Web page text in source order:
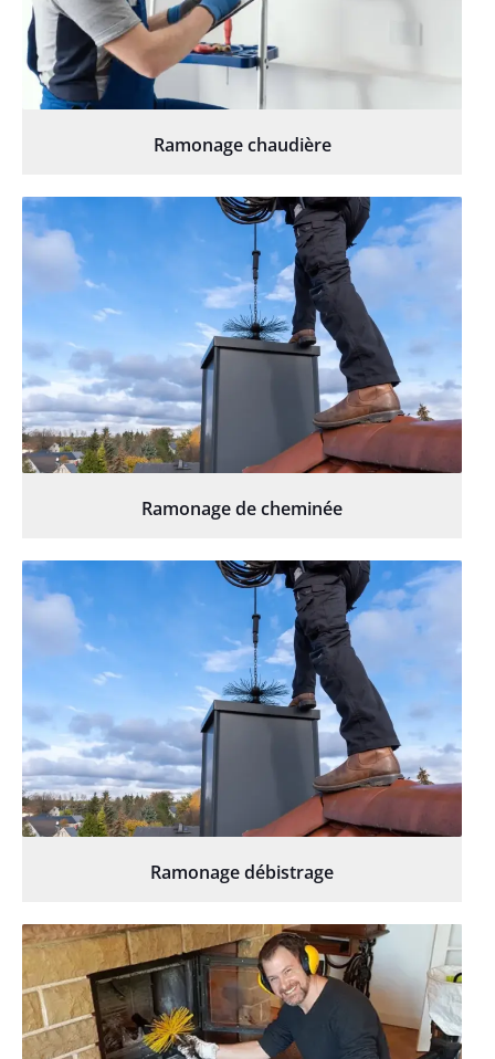
Ramonage chaudière
Ramonage de cheminée
Ramonage débistrage